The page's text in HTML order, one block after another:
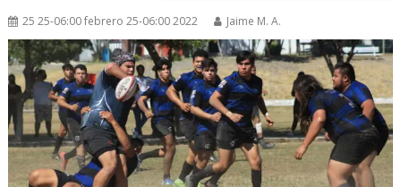
25 25-06:00 febrero 25-06:00 2022 Jaime M. A.